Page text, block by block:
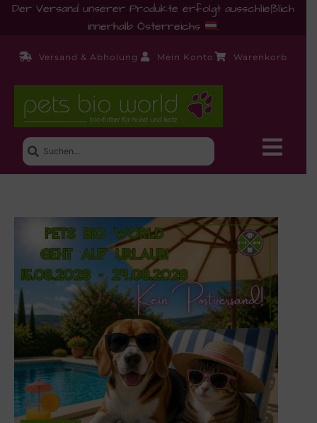
Der Versand unserer Produkte erfolgt ausschließlich
innerhalb Österreichs
.
Versand & Abholung Mein Konto Warenkorb
Neue Produkte
Shop
Ernährungsberatung!
Startseite
Über Mich!
Unser Team!
Blog